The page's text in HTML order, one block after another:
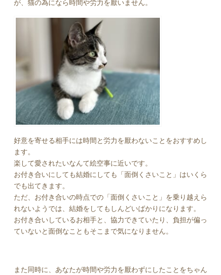
が、猫の為になら時間や労力を厭いません。
好意を寄せる相手には時間と労力を厭わないことをおすすめし
ます。
楽して愛されたいなんて絵空事に近いです。
お付き合いにしても結婚にしても「面倒くさいこと」はいくら
でも出てきます。
ただ、お付き合いの時点での「面倒くさいこと」を乗り越えら
れないようでは、結婚をしてもしんどいばかりになります。
お付き合いしているお相手と、協力できていたり、負担が偏っ
ていないと面倒なこともそこまで気になりません。
また同時に、あなたが時間や労力を厭わずにしたことをちゃん